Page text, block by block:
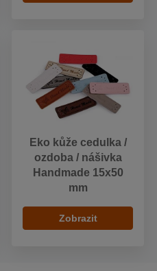
Eko kůže cedulka /
ozdoba / nášivka
Handmade 15x50
mm
Zobrazit